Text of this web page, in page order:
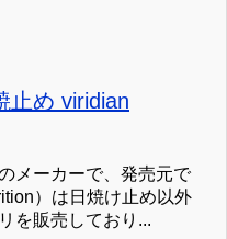
止め viridian
メーカーで、発売元で
）は日焼け止め以外
を販売しており...